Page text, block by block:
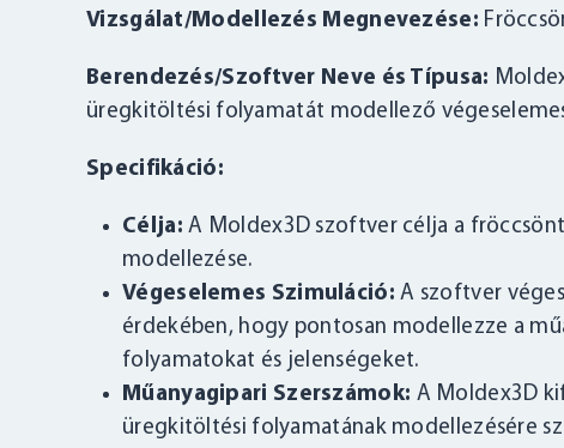
Vizsgálat/Modellezés Megnevezése:
Berendezés/Szoftver Neve és Típusa:
üregkitöltési folyamatát modellező
Specifikáció:
Célja: A Moldex3D szoftver célja a
modellezése.
Végeselemes Szimuláció: A szoftver
érdekében, hogy pontosan modellezze a
folyamatokat és jelenségeket.
Műanyagipari Szerszámok: A Moldex3D
üregkitöltési folyamatának modellezésére